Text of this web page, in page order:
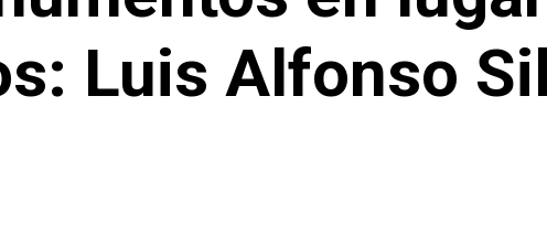
Luis Alfonso